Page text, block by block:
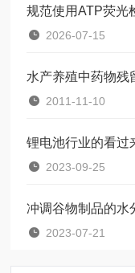
规范使用ATP荧光
2026-07-15
水产养殖中药物残
2011-11-10
2023-09-25
冲调谷物制品的水
2023-07-21